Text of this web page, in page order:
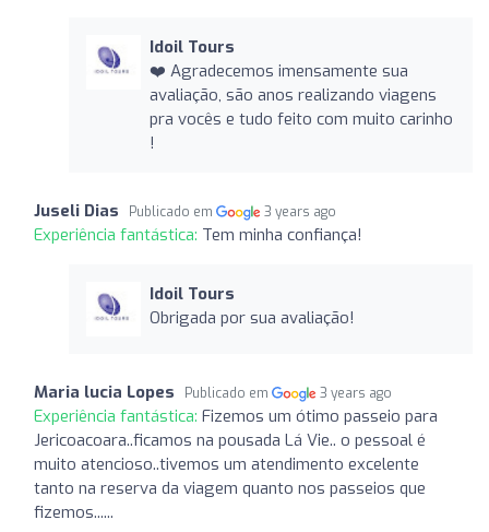
Idoil Tours
❤️ Agradecemos imensamente sua
avaliação, são anos realizando viagens
pra vocês e tudo feito com muito carinho
!
Juseli Dias Publicado em 3 years ago
Experiência fantástica: Tem minha confiança!
Idoil Tours
Obrigada por sua avaliação!
Maria lucia Lopes Publicado em 3 years ago
Experiência fantástica: Fizemos um ótimo passeio para
Jericoacoara..ficamos na pousada Lá Vie.. o pessoal é
muito atencioso..tivemos um atendimento excelente
tanto na reserva da viagem quanto nos passeios que
fizemos......